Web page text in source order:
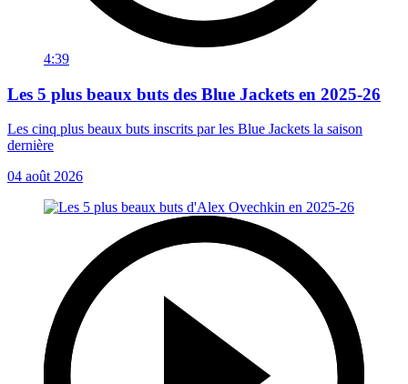
4:39
Les 5 plus beaux buts des Blue Jackets en 2025-26
Les cinq plus beaux buts inscrits par les Blue Jackets la saison
dernière
04 août 2026